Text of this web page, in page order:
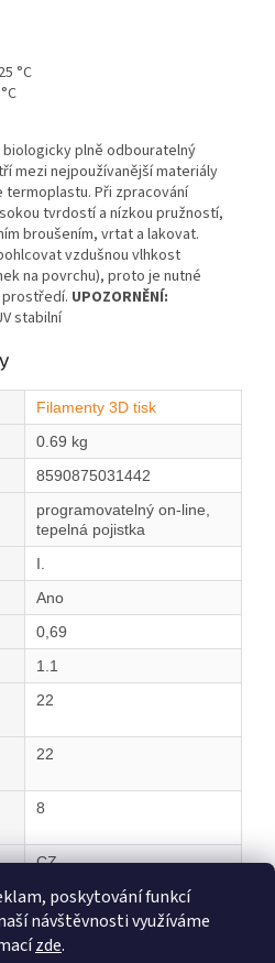
poskytování funkcí
návštěvnosti využíváme
zde.
°C
biologicky plně odbouratelný
mezi nejpoužívanější materiály
Při zpracování
tvrdostí a nízkou pružností,
broušením, vrtat a lakovat.
vzdušnou vlhkost
na povrchu), proto je nutné
UPOZORNĚNÍ:
stabilní
Filamenty 3D tisk
0.69 kg
8590875031442
programovatelný on-line,
tepelná pojistka
I.
Ano
0,69
1.1
22
22
8
CZ